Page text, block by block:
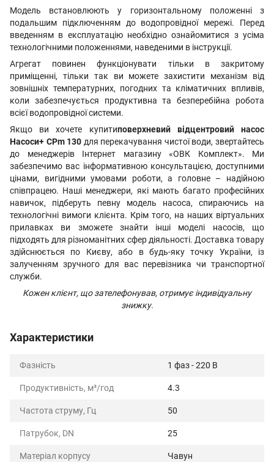
Модель встановлюють у горизонтальному положенні з
подальшим підключенням до водопровідної мережі. Перед
введенням в експлуатацію необхідно ознайомитися з усіма
технологічними положеннями, наведеними в інструкції.
Агрегат повинен функціонувати тільки в закритому
приміщенні, тільки так ви можете захистити механізм від
зовнішніх температурних, погодних та кліматичних впливів,
коли забезпечується продуктивна та безперебійна робота
всієї водопровідної системи.
Якщо ви хочете купитиповерхневий відцентровий насос
Насоси+ CPm 130 для перекачування чистої води, звертайтесь
до менеджерів Інтернет магазину «ОВК Комплект». Ми
забезпечимо вас інформативною консультацією, доступними
цінами, вигідними умовами роботи, а головне – надійною
співпрацею. Наші менеджери, які мають багато професійних
навичок, підберуть певну модель насоса, спираючись на
технологічні вимоги клієнта. Крім того, на наших віртуальних
прилавках ви зможете знайти інші моделі насосів, що
підходять для різноманітних сфер діяльності. Доставка товару
здійснюється по Києву, або в будь-яку точку України, із
залученням зручного для вас перевізника чи транспортної
служби.
Кожен клієнт, що зателефонував, отримує індивідуальну
знижку.
Характеристики
Фазність 1 фаз - 220 В
Продуктивність, м³/год 4.3
Частота струму, Гц 50
Патрубок, DN 25
Матеріал корпусу Чавун